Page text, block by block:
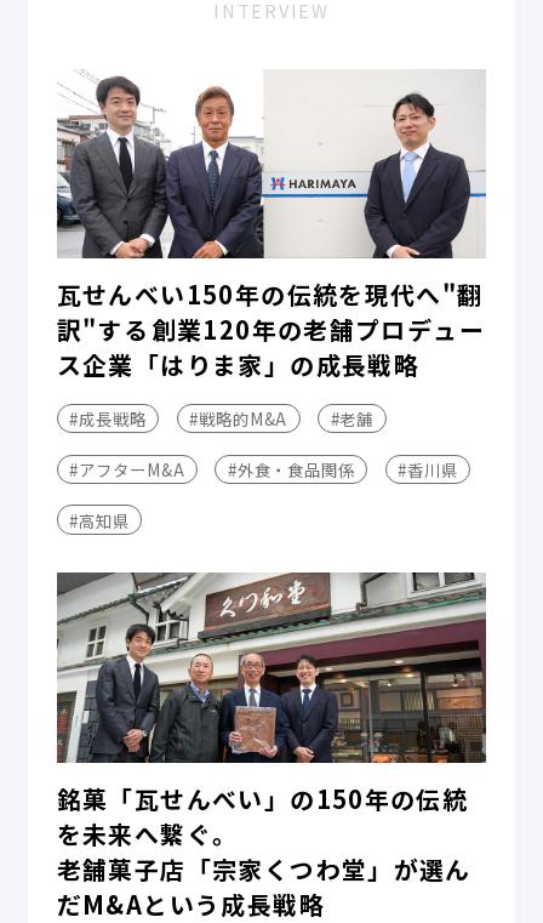
INTERVIEW
瓦せんべい150年の伝統を現代へ"翻
訳"する――創業120年の老舗プロデュー
ス企業「はりま家」の成長戦略
#成長戦略 #戦略的M&A #老舗
#アフターM&A #外食・食品関係 #香川県
#高知県
銘菓「瓦せんべい」の150年の伝統
を未来へ繋ぐ。
老舗菓子店「宗家くつわ堂」が選ん
だM&Aという成長戦略